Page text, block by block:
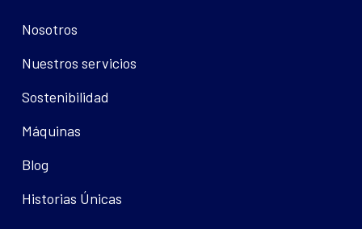
Nosotros
Nuestros servicios
Sostenibilidad
Máquinas
Blog
Historias Únicas